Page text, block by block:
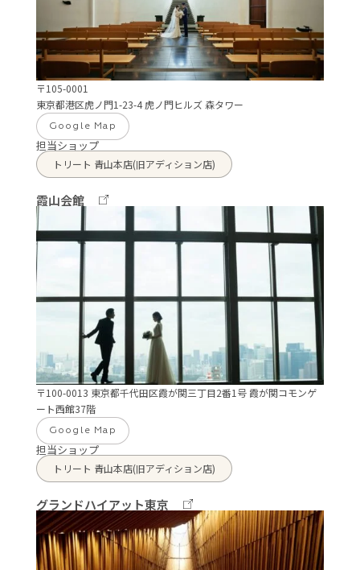
〒105-0001
東京都港区虎ノ門1-23-4 虎ノ門ヒルズ 森タワー
Google Map
担当ショップ
トリート 青山本店(旧アディション店)
霞山会館
〒100-0013 東京都千代田区霞が関三丁目2番1号 霞が関コモンゲ
ート西館37階
Google Map
担当ショップ
トリート 青山本店(旧アディション店)
グランドハイアット東京